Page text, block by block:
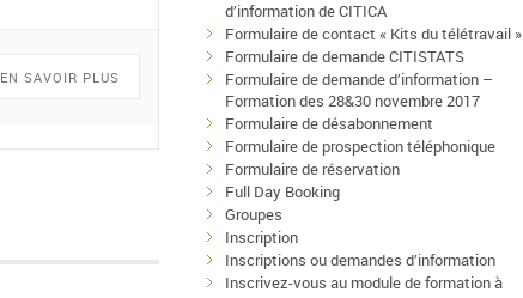
EN SAVOIR PLUS
d’information de CITICA
Formulaire de contact « Kits du télétravail »
Formulaire de demande CITISTATS
Formulaire de demande d’information –
Formation des 28&30 novembre 2017
Formulaire de désabonnement
Formulaire de prospection téléphonique
Formulaire de réservation
Full Day Booking
Groupes
Inscription
Inscriptions ou demandes d’information
Inscrivez-vous au module de formation à